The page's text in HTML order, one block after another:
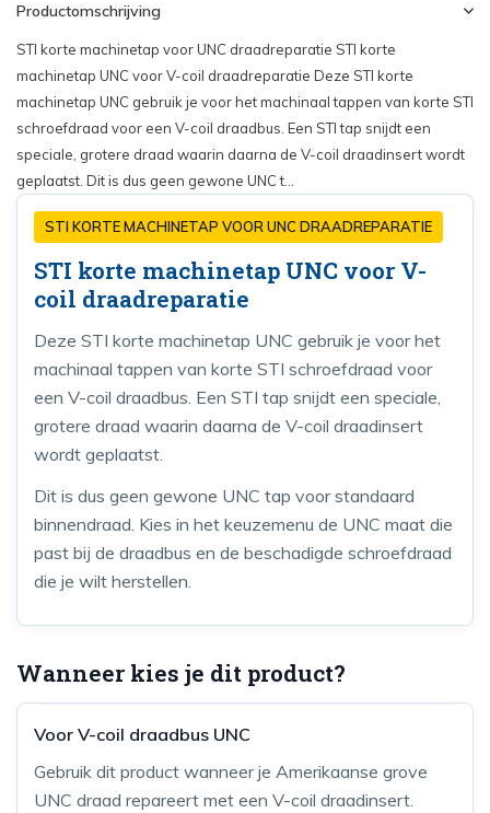
Productomschrijving
STI korte machinetap voor UNC draadreparatie STI korte
machinetap UNC voor V-coil draadreparatie Deze STI korte
machinetap UNC gebruik je voor het machinaal tappen van korte STI
schroefdraad voor een V-coil draadbus. Een STI tap snijdt een
speciale, grotere draad waarin daarna de V-coil draadinsert wordt
geplaatst. Dit is dus geen gewone UNC t...
STI KORTE MACHINETAP VOOR UNC DRAADREPARATIE
STI korte machinetap UNC voor V-
coil draadreparatie
Deze STI korte machinetap UNC gebruik je voor het
machinaal tappen van korte STI schroefdraad voor
een V-coil draadbus. Een STI tap snijdt een speciale,
grotere draad waarin daarna de V-coil draadinsert
wordt geplaatst.
Dit is dus geen gewone UNC tap voor standaard
binnendraad. Kies in het keuzemenu de UNC maat die
past bij de draadbus en de beschadigde schroefdraad
die je wilt herstellen.
Wanneer kies je dit product?
Voor V-coil draadbus UNC
Gebruik dit product wanneer je Amerikaanse grove
UNC draad repareert met een V-coil draadinsert.